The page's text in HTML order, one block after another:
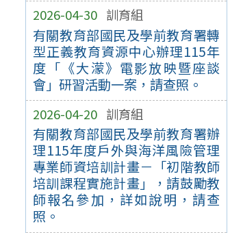
2026-04-30 訓育組
有關教育部國民及學前教育署轉
型正義教育資源中心辦理115年
度「《大濛》電影放映暨座談
會」研習活動一案，請查照。
2026-04-20 訓育組
有關教育部國民及學前教育署辦
理115年度戶外與海洋風險管理
專業師資培訓計畫－「初階教師
培訓課程實施計畫」，請鼓勵教
師報名參加，詳如說明，請查
照。